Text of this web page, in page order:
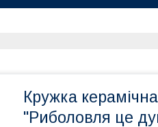
Кружка
"Риболовля це